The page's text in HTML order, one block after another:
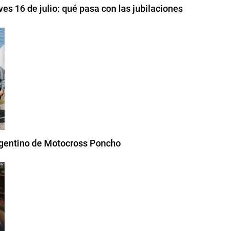
16 de julio: qué pasa con las jubilaciones
de Motocross Poncho